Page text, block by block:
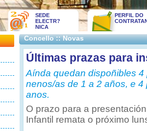
SEDE
ELECTR?
NICA
PERFIL DO
Concello :: Novas
Últimas prazas para
Aínda quedan dispoñibles
nenos/as de 1 a 2 años, e
anos.
O prazo para a
Infantil remata o próximo